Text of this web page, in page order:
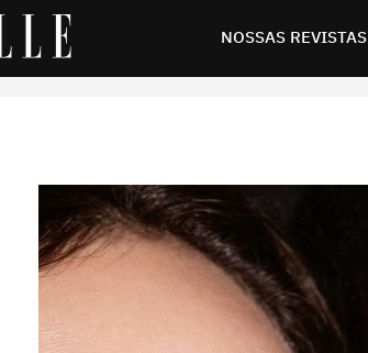
NOSSAS REVISTAS